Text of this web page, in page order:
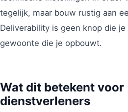
tegelijk, maar bouw rustig aan
Deliverability is geen knop die
gewoonte die je opbouwt.
Wat dit betekent voor
dienstverleners